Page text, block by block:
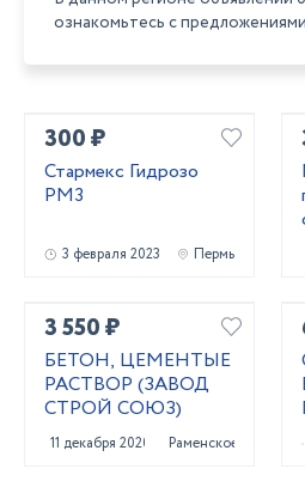
ознакомьтесь с
300 ₽
Стармекс Гидрозо
РМ3
3 февраля 2023 Пермь
3 550 ₽
БЕТОН, ЦЕМЕНТЫЕ
РАСТВОР (ЗАВОД
СТРОЙ СОЮЗ)
11 декабря 2020 Раменское